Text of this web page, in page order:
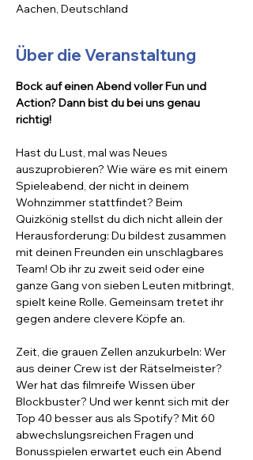
Aachen, Deutschland
Über die Veranstaltung
Bock auf einen Abend voller Fun und
Action? Dann bist du bei uns genau
richtig!
Hast du Lust, mal was Neues
auszuprobieren? Wie wäre es mit einem
Spieleabend, der nicht in deinem
Wohnzimmer stattfindet? Beim
Quizkönig stellst du dich nicht allein der
Herausforderung: Du bildest zusammen
mit deinen Freunden ein unschlagbares
Team! Ob ihr zu zweit seid oder eine
ganze Gang von sieben Leuten mitbringt,
spielt keine Rolle. Gemeinsam tretet ihr
gegen andere clevere Köpfe an.
Zeit, die grauen Zellen anzukurbeln: Wer
aus deiner Crew ist der Rätselmeister?
Wer hat das filmreife Wissen über
Blockbuster? Und wer kennt sich mit der
Top 40 besser aus als Spotify? Mit 60
abwechslungsreichen Fragen und
Bonusspielen erwartet euch ein Abend